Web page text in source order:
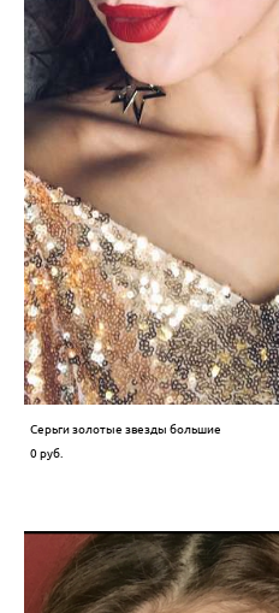
Серьги золотые звезды большие
0 pуб.